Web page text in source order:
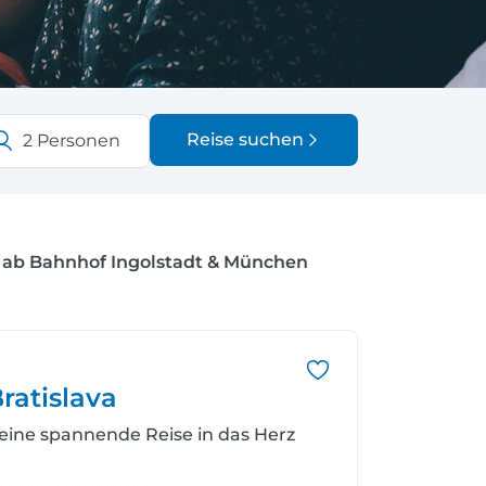
Kroatien
Alle Reiseziele
Einreisebestimmungen
Alles Wichtige
2 Personen Reise suchen
ab Bahnhof Ingolstadt & München
spannende Reise in das Herz